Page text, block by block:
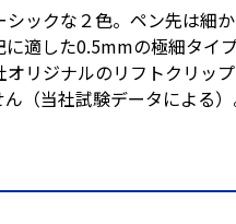
シックな２色。ペン先は細
適した0.5mmの極細タイプ
リジナルのリフトクリッ
（当社試験データによる）